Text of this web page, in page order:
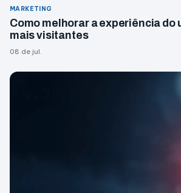
MARKETING
Como melhorar a experiência do
mais visitantes
08 de jul.